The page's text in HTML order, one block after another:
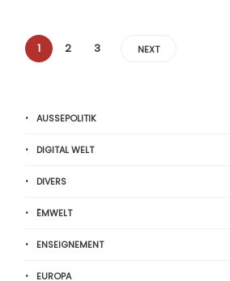
1 2 3 NEXT
AUSSEPOLITIK
DIGITAL WELT
DIVERS
ËMWELT
ENSEIGNEMENT
EUROPA